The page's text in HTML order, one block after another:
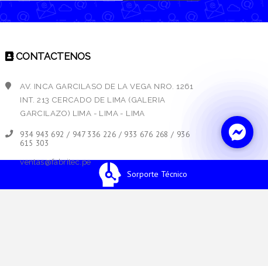
Sorporte Técnico
CONTACTENOS
AV. INCA GARCILASO DE LA VEGA NRO. 1261
INT. 213 CERCADO DE LIMA (GALERIA
GARCILAZO) LIMA - LIMA - LIMA
934 943 692 / 947 336 226 / 933 676 268 / 936
615 303
ventas@fabritec.pe